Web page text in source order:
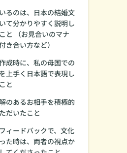
るのは、日本の結婚文
て分かりやすく説明し
と （お見合いのマナ
き合い方など）
成時に、私の母国での
上手く日本語で表現し
と
のあるお相手を積極的
だいたこと
ィードバックで、文化
た時は、両者の視点か